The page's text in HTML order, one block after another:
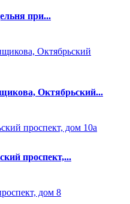
при...
Октябрьский...
проспект,...